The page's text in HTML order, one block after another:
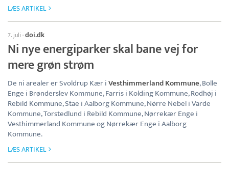
LÆS ARTIKEL
7. juli ·doi.dk
Ni nye energiparker skal bane vej for
mere grøn strøm
De ni arealer er Svoldrup Kær iVesthimmerland Kommune, Bolle
Enge i Brønderslev Kommune, Farris i Kolding Kommune, Rodhøj i
Rebild Kommune, Stae i Aalborg Kommune, Nørre Nebel i Varde
Kommune, Torstedlund i Rebild Kommune, Nørrekær Enge i
Vesthimmerland Kommune og Nørrekær Enge i Aalborg
Kommune.
LÆS ARTIKEL